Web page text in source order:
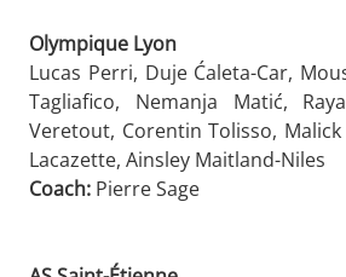
Olympique Lyon
Lucas Perri, Duje Ćaleta-Car,
Tagliafico, Nemanja Matić,
Veretout, Corentin Tolisso,
Lacazette, Ainsley Maitland-Niles
Coach: Pierre Sage